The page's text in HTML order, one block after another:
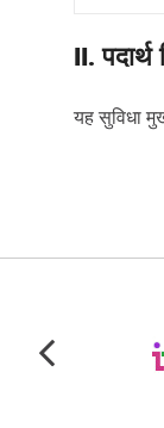
II. पदार्थ
यह सुविधा